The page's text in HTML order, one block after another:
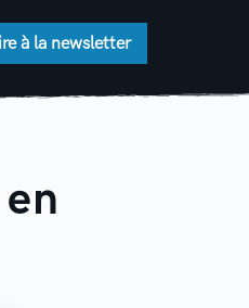
à la newsletter